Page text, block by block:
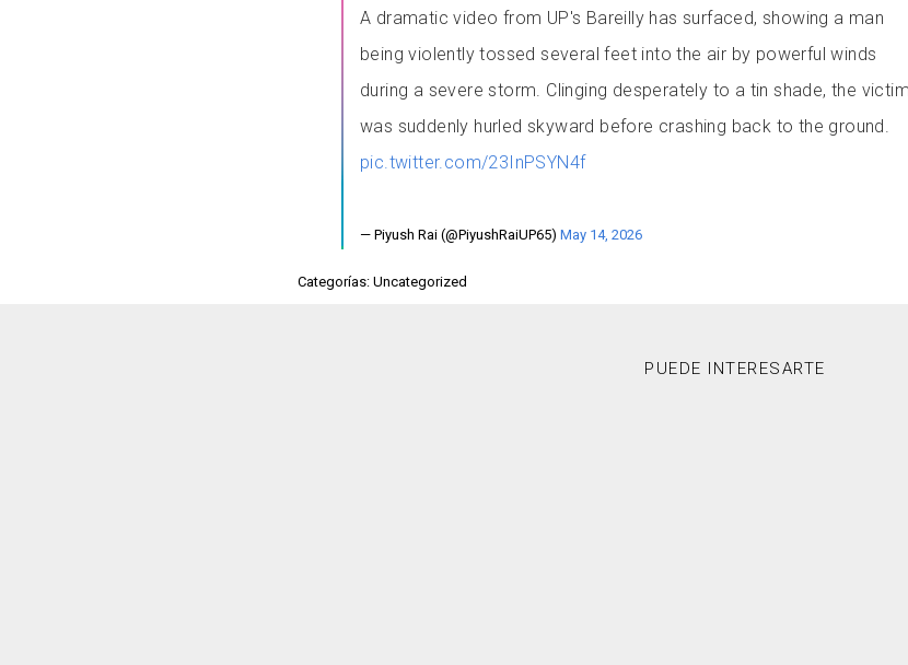
A dramatic video from UP's Bareilly has surfaced, showing a man
being violently tossed several feet into the air by powerful winds
during a severe storm. Clinging desperately to a tin shade, the victim
was suddenly hurled skyward before crashing back to the ground.
pic.twitter.com/23InPSYN4f
— Piyush Rai (@PiyushRaiUP65) May 14, 2026
Categorías: Uncategorized
PUEDE INTERESARTE